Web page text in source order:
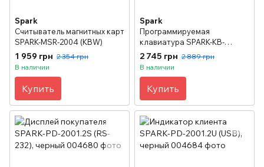
Spark
Считыватель магнитных карт
SPARK-MSR-2004 (KBW)
1 959 грн 2 354 грн
В наличии
Купить
Spark
Программируемая
клавиатура SPARK-KB-
2078.2Р + MSR
2 745 грн 2 889 грн
В наличии
Купить